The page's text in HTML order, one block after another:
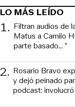
LO MÁS LEÍDO
1. Filtran audios de
Matus a Camilo
parte basado... ”
2. Rosario Bravo
y dejó peinado
podcast: